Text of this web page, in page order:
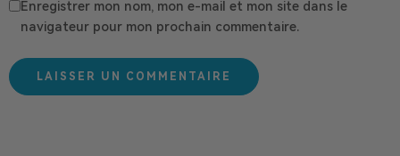
Enregistrer mon nom, mon e-mail et mon site dans le
navigateur pour mon prochain commentaire.